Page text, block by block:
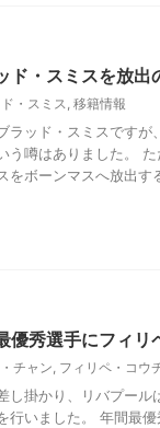
ド・スミスを放出
・スミス, 移籍情報
ラッド・スミスですが
う噂はありました。
をボーンマスへ放出す
優秀選手にフィリ
チャン, フィリペ・コウ
し掛かり、リバプール
行いました。 年間最